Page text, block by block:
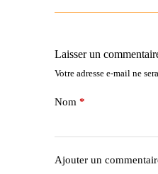
Laisser un
Votre adresse e-mail ne
Nom *
Ajouter un